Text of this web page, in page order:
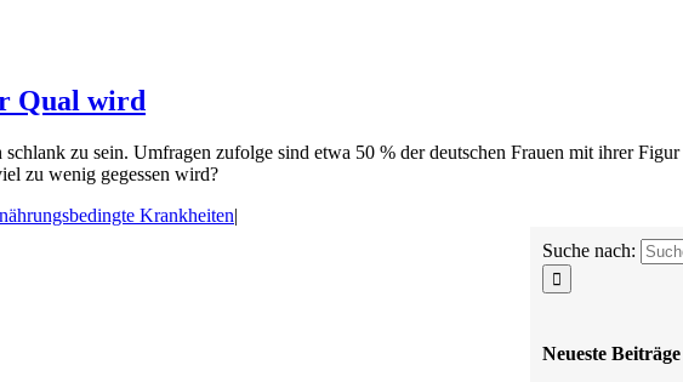
Qual wird
schlank zu sein. Umfragen zufolge sind etwa 50 % der deutschen Frauen mit ihrer
zu wenig gegessen wird?
Krankheiten|
Suche nach:
Neueste Beiträge